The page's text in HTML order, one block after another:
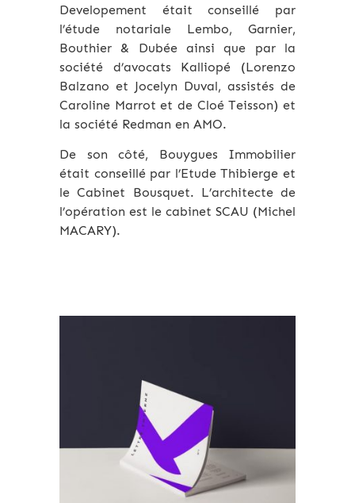
Developement était conseillé par
l’étude notariale Lembo, Garnier,
Bouthier & Dubée ainsi que par la
société d’avocats Kalliopé (Lorenzo
Balzano et Jocelyn Duval, assistés de
Caroline Marrot et de Cloé Teisson) et
la société Redman en AMO.
De son côté, Bouygues Immobilier
était conseillé par l’Etude Thibierge et
le Cabinet Bousquet. L’architecte de
l’opération est le cabinet SCAU (Michel
MACARY).